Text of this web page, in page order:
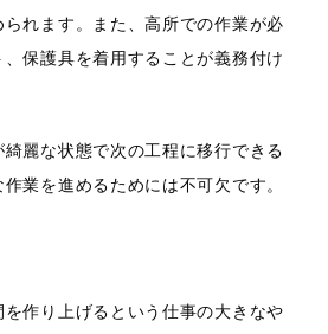
れます。また、高所での作業が必
保護具を着用することが義務付け
麗な状態で次の工程に移行できる
業を進めるためには不可欠です。
作り上げるという仕事の大きなや